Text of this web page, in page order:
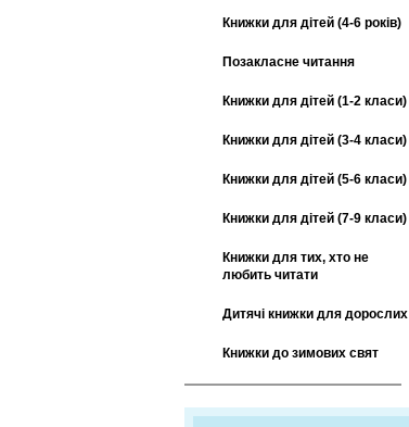
Книжки для дітей (4-6 років)
Позакласне читання
Книжки для дітей (1-2 класи)
Книжки для дітей (3-4 класи)
Книжки для дітей (5-6 класи)
Книжки для дітей (7-9 класи)
Книжки для тих, хто не
любить читати
Дитячі книжки для дорослих
Книжки до зимових свят